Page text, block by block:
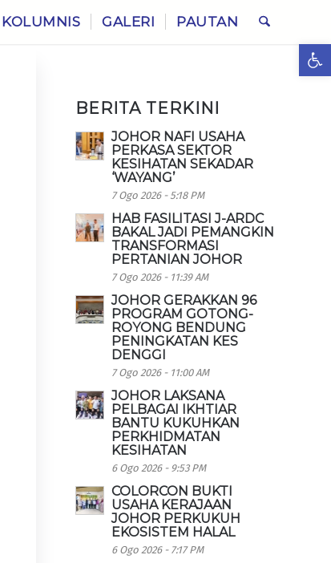
KOLUMNIS GALERI PAUTAN
BERITA TERKINI
JOHOR NAFI USAHA
PERKASA SEKTOR
KESIHATAN SEKADAR
‘WAYANG’
7 Ogo 2026 - 5:18 PM
HAB FASILITASI J-ARDC
BAKAL JADI PEMANGKIN
TRANSFORMASI
PERTANIAN JOHOR
7 Ogo 2026 - 11:39 AM
JOHOR GERAKKAN 96
PROGRAM GOTONG-
ROYONG BENDUNG
PENINGKATAN KES
DENGGI
7 Ogo 2026 - 11:00 AM
JOHOR LAKSANA
PELBAGAI IKHTIAR
BANTU KUKUHKAN
PERKHIDMATAN
KESIHATAN
6 Ogo 2026 - 9:53 PM
COLORCON BUKTI
USAHA KERAJAAN
JOHOR PERKUKUH
EKOSISTEM HALAL
6 Ogo 2026 - 7:17 PM